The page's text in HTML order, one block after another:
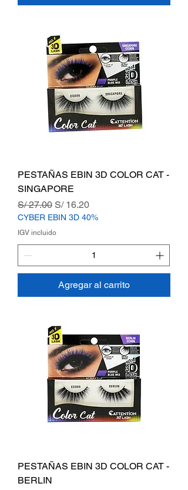
PESTAÑAS EBIN 3D COLOR CAT -
SINGAPORE
Precio
S/ 27.00 Precio de oferta
S/ 16.20
CYBER EBIN 3D 40%
IGV incluido
Agregar al carrito
PESTAÑAS EBIN 3D COLOR CAT -
BERLIN